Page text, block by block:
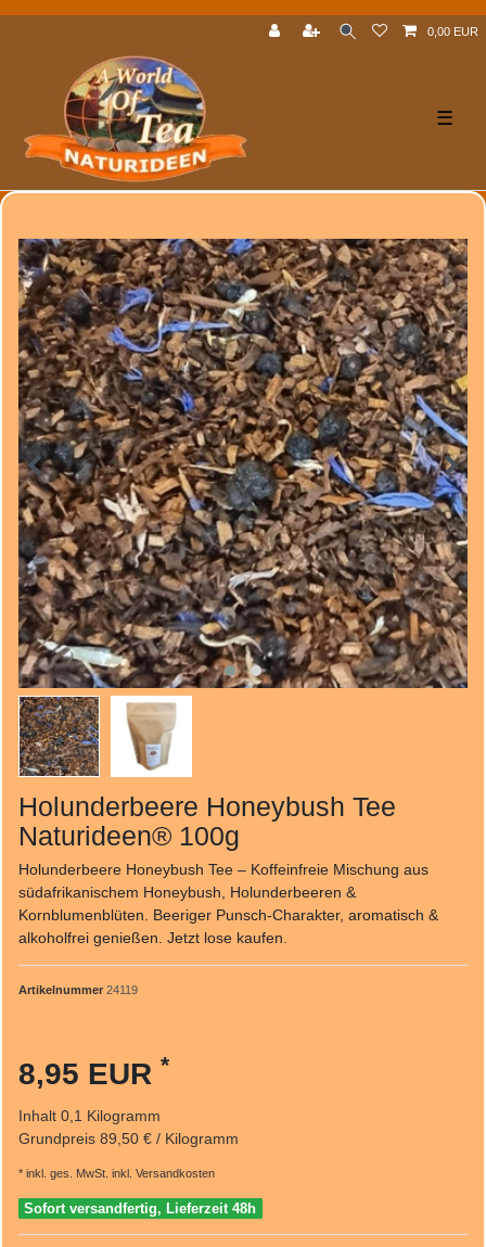
0,00 EUR
☰
Holunderbeere Honeybush Tee
Naturideen® 100g
Holunderbeere Honeybush Tee – Koffeinfreie Mischung aus
südafrikanischem Honeybush, Holunderbeeren &
Kornblumenblüten. Beeriger Punsch-Charakter, aromatisch &
alkoholfrei genießen. Jetzt lose kaufen.
Artikelnummer 24119
8,95 EUR *
Inhalt 0,1 Kilogramm
Grundpreis 89,50 € / Kilogramm
* inkl. ges. MwSt. inkl. Versandkosten
Sofort versandfertig, Lieferzeit 48h